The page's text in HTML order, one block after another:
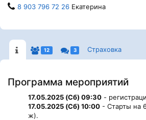
8 903 796 72 26 Екатерина
12 3 Страховка
Программа мероприятий
17.05.2025 (Сб) 09:30 -
17.05.2025 (Сб) 10:00 - Старты на
ж).